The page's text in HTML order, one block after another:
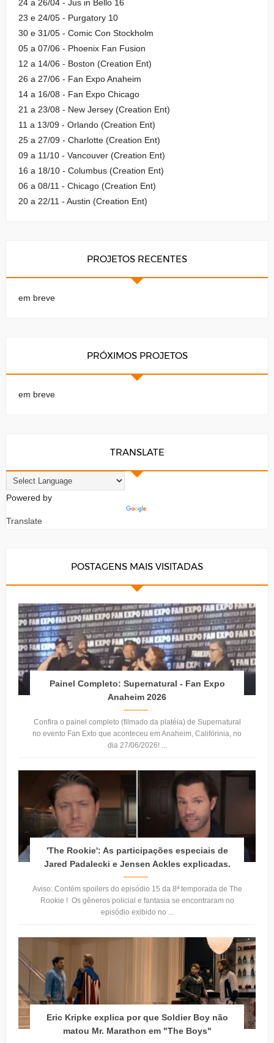
24 a 26/04 - Jus in Bello 16
23 e 24/05 - Purgatory 10
30 e 31/05 - Comic Con Stockholm
05 a 07/06 - Phoenix Fan Fusion
12 a 14/06 - Boston (Creation Ent)
26 a 27/06 - Fan Expo Anaheim
14 a 16/08 - Fan Expo Chicago
21 a 23/08 - New Jersey (Creation Ent)
11 a 13/09 - Orlando (Creation Ent)
25 a 27/09 - Charlotte (Creation Ent)
09 a 11/10 - Vancouver (Creation Ent)
16 a 18/10 - Columbus (Creation Ent)
06 a 08/11 - Chicago (Creation Ent)
20 a 22/11 - Austin (Creation Ent)
PROJETOS RECENTES
em breve
PRÓXIMOS PROJETOS
em breve
TRANSLATE
Powered by
Translate
POSTAGENS MAIS VISITADAS
Painel Completo: Supernatural - Fan Expo
Anaheim 2026
Confira o painel completo (filmado da platéia) de Supernatural
no evento Fan Exto que aconteceu em Anaheim, Califórinia, no
dia 27/06/2026! ...
'The Rookie': As participações especiais de
Jared Padalecki e Jensen Ackles explicadas.
Aviso: Contém spoilers do episódio 15 da 8ª temporada de The
Rookie ! Os gêneros policial e fantasia se encontraram no
episódio exibido no ...
Eric Kripke explica por que Soldier Boy não
matou Mr. Marathon em "The Boys"